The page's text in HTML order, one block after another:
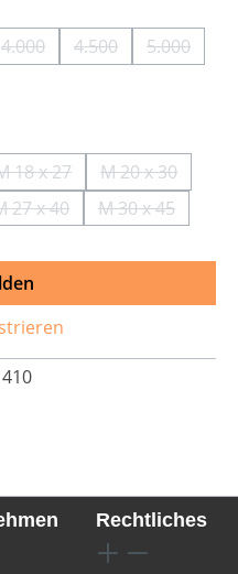
nicht verfügbar.)
ist zurzeit nicht
4.000(Diese Option ist zurzeit
4.500(Diese Option ist
5.000(Diese
verfügbar.)
ist zurzeit nicht verfügbar.)
18 x 27
(Diese Option ist zurzeit
M 20 x 30
(Diese
verfügbar.)
ist zurzeit nicht verfügbar.)
27 x 40
(Diese Option ist zurzeit
M 30 x 45
(Diese
Rechtliches